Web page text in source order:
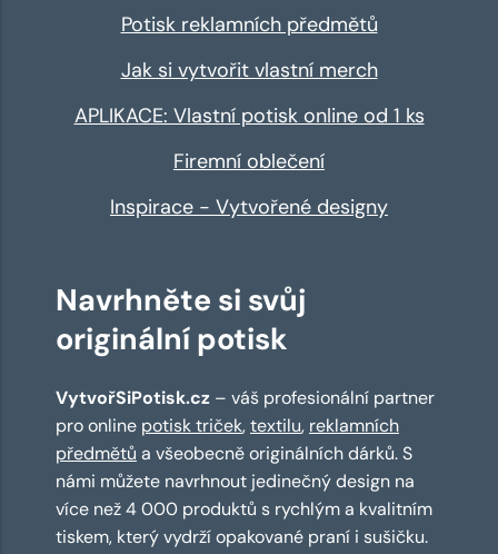
Potisk reklamních předmětů
Jak si vytvořit vlastní merch
APLIKACE: Vlastní potisk online od 1 ks
Firemní oblečení
Inspirace - Vytvořené designy
Navrhněte si svůj
originální potisk
VytvořSiPotisk.cz – váš profesionální partner
pro online potisk triček,textilu, reklamních
předmětů a všeobecně originálních dárků. S
námi můžete navrhnout jedinečný design na
více než 4 000 produktů s rychlým a kvalitním
tiskem, který vydrží opakované praní i sušičku.